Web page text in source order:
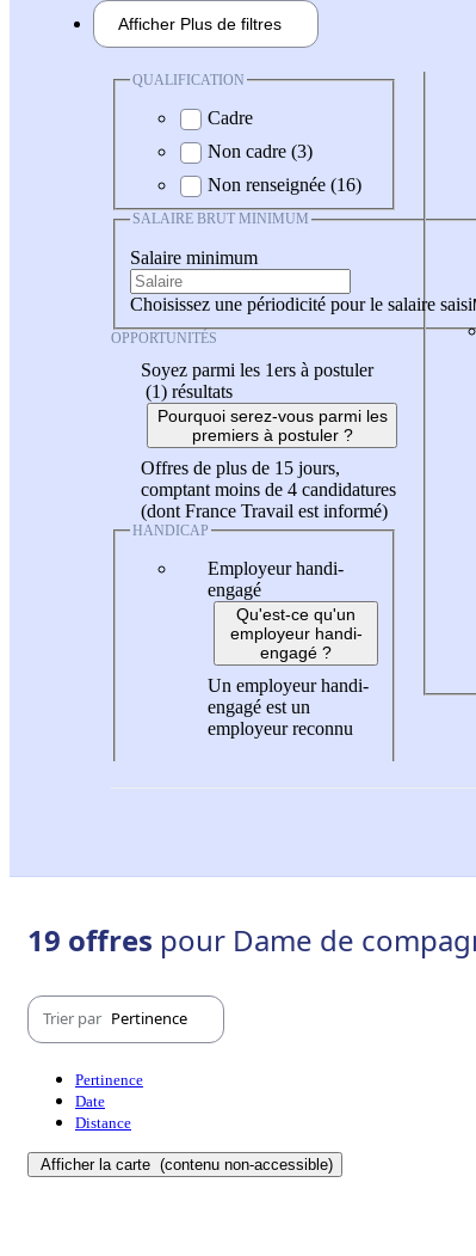
Afficher Plus de filtres
QUALIFICATION
Cadre
Non cadre (3)
Non renseignée (16)
SALAIRE BRUT MINIMUM
Salaire minimum
Choisissez une périodicité pour le salaire saisi
OPPORTUNITÉS
Soyez parmi les 1ers à postuler
(1) résultats
Pourquoi serez-vous parmi les
premiers à postuler ?
Offres de plus de 15 jours,
comptant moins de 4 candidatures
(dont France Travail est informé)
HANDICAP
Employeur handi-
engagé
Qu'est-ce qu'un
employeur handi-
engagé ?
Un employeur handi-
engagé est un
employeur reconnu
19 offres pour Dame de
Trier par Pertinence
Pertinence
Date
Distance
Afficher la carte (contenu non-accessible)